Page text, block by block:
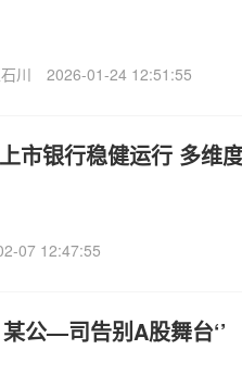
川 2026-01-24 12:51:55
市银行稳健运行 多维
07 12:47:55
公—司告别A股舞台‘’